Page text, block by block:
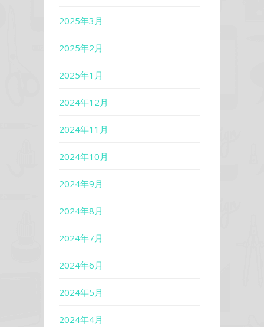
2025年3月
2025年2月
2025年1月
2024年12月
2024年11月
2024年10月
2024年9月
2024年8月
2024年7月
2024年6月
2024年5月
2024年4月